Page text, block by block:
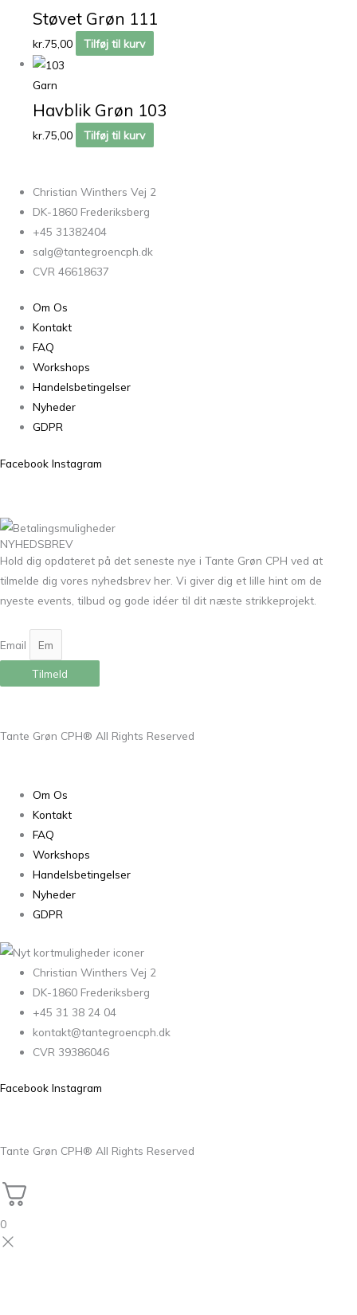
Støvet Grøn 111
kr.75,00 Tilføj til kurv
Garn
Havblik Grøn 103
kr.75,00 Tilføj til kurv
Christian Winthers Vej 2
DK-1860 Frederiksberg
+45 31382404
salg@tantegroencph.dk
CVR 46618637
Om Os
Kontakt
FAQ
Workshops
Handelsbetingelser
Nyheder
GDPR
Facebook Instagram
NYHEDSBREV
Hold dig opdateret på det seneste nye i Tante Grøn CPH ved at
tilmelde dig vores nyhedsbrev her. Vi giver dig et lille hint om de
nyeste events, tilbud og gode idéer til dit næste strikkeprojekt.
Email
Tilmeld
Tante Grøn CPH® All Rights Reserved
Om Os
Kontakt
FAQ
Workshops
Handelsbetingelser
Nyheder
GDPR
Christian Winthers Vej 2
DK-1860 Frederiksberg
+45 31 38 24 04
kontakt@tantegroencph.dk
CVR 39386046
Facebook Instagram
Tante Grøn CPH® All Rights Reserved
0